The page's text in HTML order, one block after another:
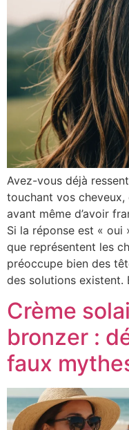
Avez-vous déjà
touchant vos cheveux,
avant même d’avoir
Si la réponse est « oui
que représentent les
préoccupe bien des
des solutions existent.
Crème
bronzer :
faux